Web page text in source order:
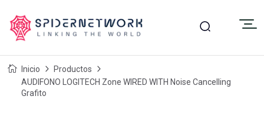
Inicio
Productos
AUDIFONO LOGITECH Zone WIRED WITH Noise Cancelling
Grafito